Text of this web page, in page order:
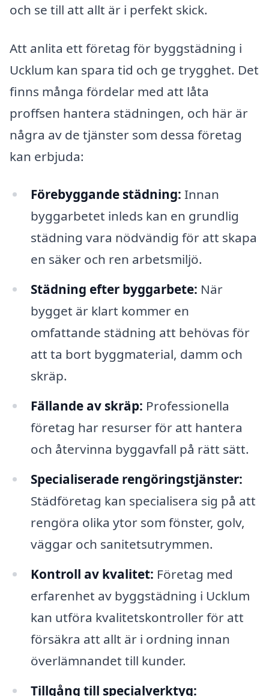
och se till att allt är i perfekt skick.
Att anlita ett företag för byggstädning i
Ucklum kan spara tid och ge trygghet. Det
finns många fördelar med att låta
proffsen hantera städningen, och här är
några av de tjänster som dessa företag
kan erbjuda:
Förebyggande städning: Innan
byggarbetet inleds kan en grundlig
städning vara nödvändig för att skapa
en säker och ren arbetsmiljö.
Städning efter byggarbete: När
bygget är klart kommer en
omfattande städning att behövas för
att ta bort byggmaterial, damm och
skräp.
Fällande av skräp: Professionella
företag har resurser för att hantera
och återvinna byggavfall på rätt sätt.
Specialiserade rengöringstjänster:
Städföretag kan specialisera sig på att
rengöra olika ytor som fönster, golv,
väggar och sanitetsutrymmen.
Kontroll av kvalitet: Företag med
erfarenhet av byggstädning i Ucklum
kan utföra kvalitetskontroller för att
försäkra att allt är i ordning innan
överlämnandet till kunder.
Tillgång till specialverktyg: